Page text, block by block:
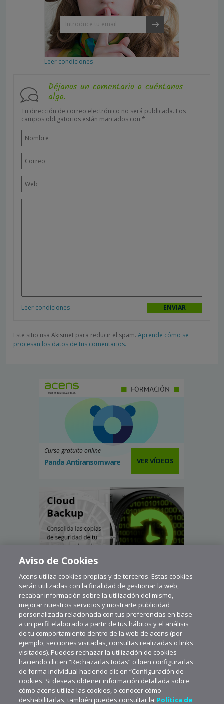
Leer condiciones
Déjanos un comentario o cuéntanos
algo.
Tu dirección de correo electrónico no será publicada. Los
campos obligatorios están marcados con *
Leer condiciones
Este sitio usa Akismet para reducir el spam. Aprende cómo se
procesan los datos de tus comentarios.
Curso gratuito online
Panda Antiransomware VER VÍDEOS
Aviso de Cookies
Acens utiliza cookies propias y de terceros. Estas cookies
serán utilizadas con la finalidad de gestionar la web,
recabar información sobre la utilización del mismo,
mejorar nuestros servicios y mostrarte publicidad
personalizada relacionada con tus preferencias en base
a un perfil elaborado a partir de tus hábitos y el análisis
de tu comportamiento dentro de la web de acens (por
ejemplo, secciones visitadas, consultas realizadas o links
visitados). Puedes rechazar la utilización de cookies
haciendo clic en “Rechazarlas todas” o bien configurarlas
de forma individual haciendo clic en “Configuración de
cookies. Si deseas obtener información detallada sobre
cómo acens utiliza las cookies, o conocer cómo
deshabilitarlas, también puedes consultar la Política de